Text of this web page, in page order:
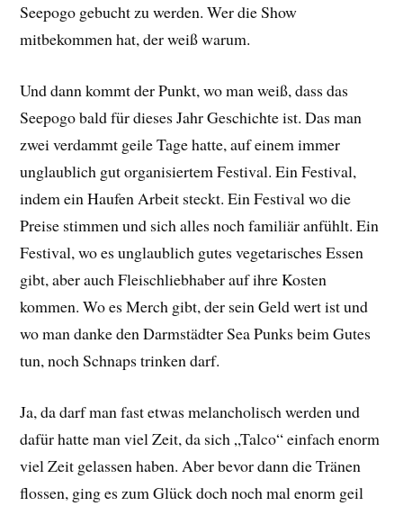
Seepogo gebucht zu werden. Wer die Show
mitbekommen hat, der weiß warum.
Und dann kommt der Punkt, wo man weiß, dass das
Seepogo bald für dieses Jahr Geschichte ist. Das man
zwei verdammt geile Tage hatte, auf einem immer
unglaublich gut organisiertem Festival. Ein Festival,
indem ein Haufen Arbeit steckt. Ein Festival wo die
Preise stimmen und sich alles noch familiär anfühlt. Ein
Festival, wo es unglaublich gutes vegetarisches Essen
gibt, aber auch Fleischliebhaber auf ihre Kosten
kommen. Wo es Merch gibt, der sein Geld wert ist und
wo man danke den Darmstädter Sea Punks beim Gutes
tun, noch Schnaps trinken darf.
Ja, da darf man fast etwas melancholisch werden und
dafür hatte man viel Zeit, da sich „Talco“ einfach enorm
viel Zeit gelassen haben. Aber bevor dann die Tränen
flossen, ging es zum Glück doch noch mal enorm geil